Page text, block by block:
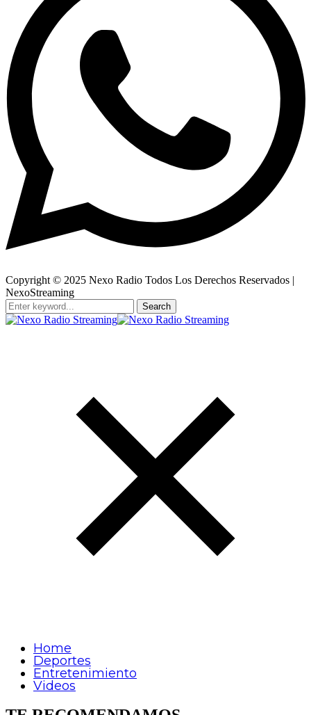
Copyright © 2025 Nexo Radio Todos Los Derechos Reservados |
NexoStreaming
Search
Home
Deportes
Entretenimiento
Videos